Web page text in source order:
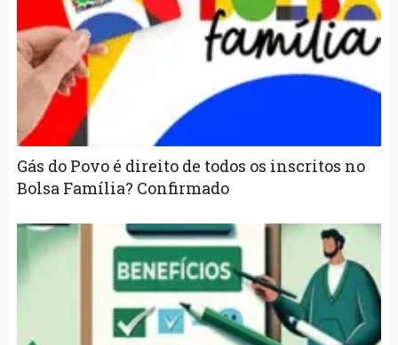
Gás do Povo é direito de todos os inscritos no
Bolsa Família? Confirmado